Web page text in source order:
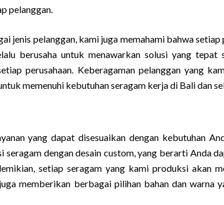
pelanggan.
jenis pelanggan, kami juga memahami bahwa
berusaha untuk menawarkan solusi yang tepat
perusahaan. Keberagaman pelanggan yang
memenuhi kebutuhan seragam kerja di Bali dan
yang dapat disesuaikan dengan kebutuhan
dengan desain custom, yang berarti Anda
setiap seragam yang kami produksi akan
memberikan berbagai pilihan bahan dan warna